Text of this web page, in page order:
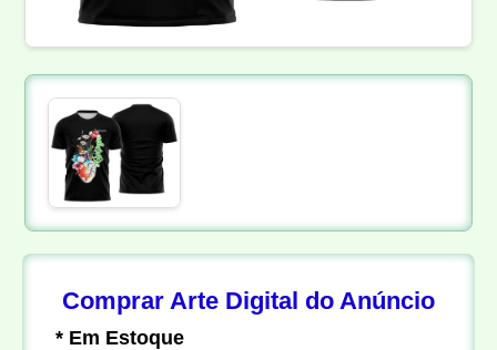
Comprar Arte Digital do Anúncio
* Em Estoque